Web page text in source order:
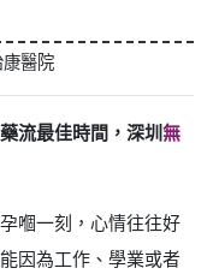
醫院
流最佳時間，深圳 無
嗰一刻，心情往往好
因為工作、學業或者